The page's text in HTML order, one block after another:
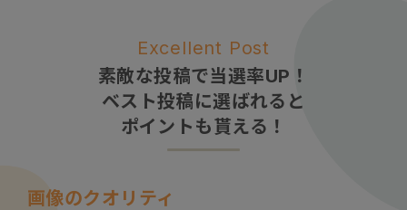
Excellent Post
素敵な投稿で当選率UP！
ベスト投稿に選ばれると
ポイントも貰える！
画像のクオリティ